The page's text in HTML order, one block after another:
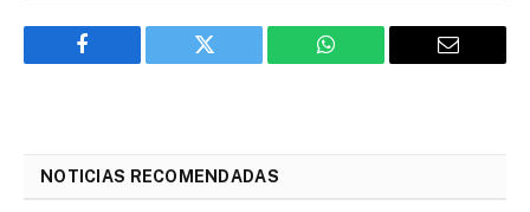
Facebook Twitter WhatsApp Email
NOTICIAS RECOMENDADAS